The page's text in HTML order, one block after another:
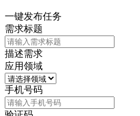
一键发布任务
需求标题
描述需求
应用领域
手机号码